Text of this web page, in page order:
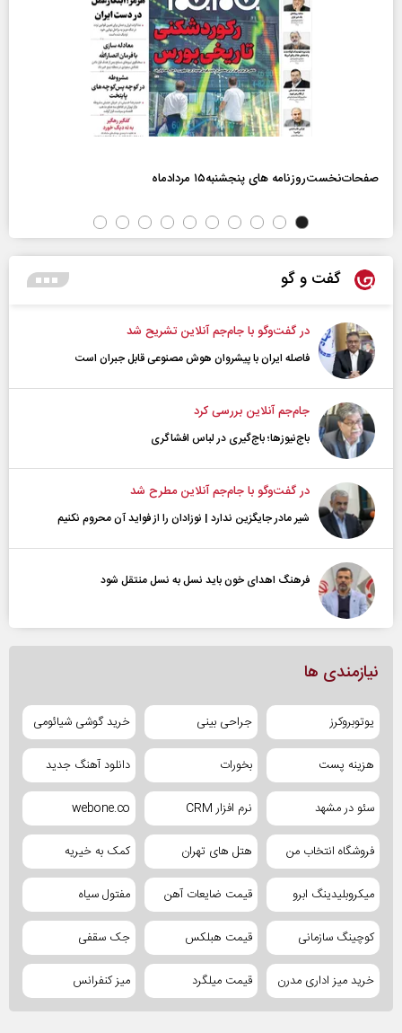
صفحات‌نخست‌روزنامه ها‌ی پنجشنبه‌۱۵ مردادماه
گفت و گو
در گفت‌و‌گو با جام‌جم آنلاین تشریح شد
فاصله ایران با پیشرو‌ان هوش مصنوعی قابل جبران است
جام‌جم آنلاین بررسی کرد
باج‌نیوزها؛ باج‌گیری در لباس افشاگری
در گفت‌و‌گو با جام‌جم آنلاین مطرح شد
شیر مادر جایگزین ندارد | نوزادان را از فواید آن محروم نکنیم
فرهنگ اهدای خون باید نسل به نسل منتقل شود
نیازمندی ها
یوتوبروکرز جراحی بینی خرید گوشی شیائومی
هزینه پست بخورات دانلود آهنگ جدید
سئو در مشهد نرم افزار CRM webone.co
فروشگاه انتخاب من هتل های تهران کمک به خیریه
میکروبلیدینگ ابرو قیمت ضایعات آهن مفتول سیاه
کوچینگ سازمانی قیمت هبلکس جک سقفی
خرید میز اداری مدرن قیمت میلگرد میز کنفرانس